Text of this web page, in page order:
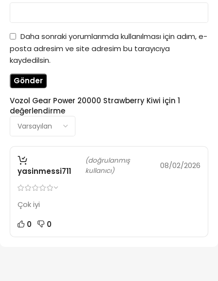
Vozol Gear Power 20000 Strawberry Kiwi için 1
değerlendirme
yasinmessi711
(doğrulanmış
kullanıcı)
08/02/2026
Çok iyi
0
0
Daha sonraki yorumlarımda kullanılması için adım, e-
posta adresim ve site adresim bu tarayıcıya
kaydedilsin.